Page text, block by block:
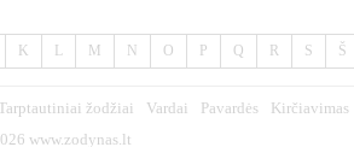
K L M N O P Q R S Š
žodžiai Vardai Pavardės Kirčiavimas
www.zodynas.lt